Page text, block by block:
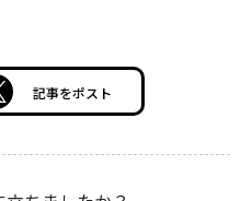
記事をポスト